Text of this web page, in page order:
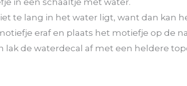
te lang in het water ligt, want dan kan
eraf en plaats het motiefje op de
lak de waterdecal af met een heldere